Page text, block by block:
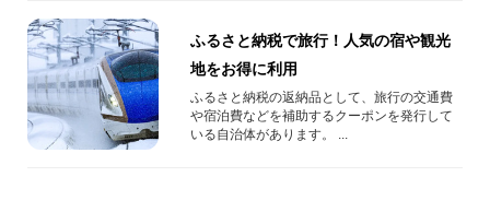
ふるさと納税で旅行！人気の宿や観光
地をお得に利用
ふるさと納税の返納品として、旅行の交通費
や宿泊費などを補助するクーポンを発行して
いる自治体があります。 ...